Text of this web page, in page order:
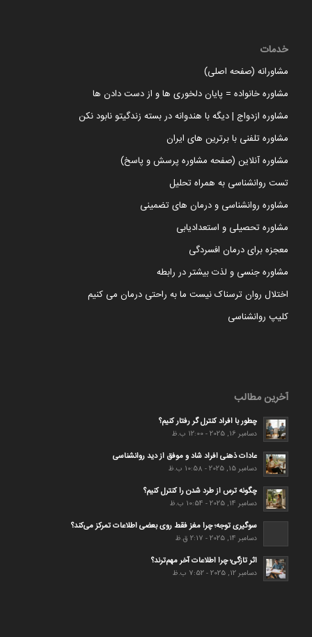
خدمات
مشاورانه (صفحه اصلی)
مشاوره خانواده = پایان دلخوری ها و از دست دادن ها
مشاوره ازدواج | دیگه با هندوانه در بسته زندگیتو نابود نکن
مشاوره تلفنی با برترین های ایران
مشاوره آنلاین (صفحه مشاوره پرسش و پاسخ)
تست روانشناسی به همراه تحلیل
مشاوره روانشناسی و درمان های تضمینی
مشاوره تحصیلی و استعدادیابی
معجزه برای درمان افسردگی
مشاوره جنسی و لذت بیشتر در رابطه
اختلال روان ترسناک نیست ما به راحتی درمان می کنیم
کلیپ روانشناسی
آخرین مطالب
چطور با افراد کنترل گر رفتار کنیم؟
دسامبر 16, 2025 - 12:00 ب.ظ
عادات ذهنی افراد شاد و موفق از دید روانشناسی
دسامبر 15, 2025 - 10:58 ب.ظ
چگونه ترس از طرد شدن را کنترل کنیم؟
دسامبر 14, 2025 - 10:54 ب.ظ
سوگیری توجه؛ چرا مغز فقط روی بعضی اطلاعات تمرکز می‌کند؟
دسامبر 14, 2025 - 2:17 ق.ظ
اثر تازگی؛ چرا اطلاعات آخر مهم‌ترند؟
دسامبر 12, 2025 - 7:52 ب.ظ